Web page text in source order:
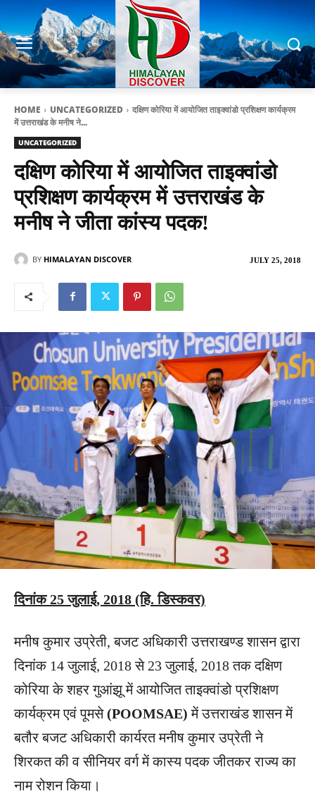
HOME UNCATEGORIZED
दक्षिण कोरिया में आयोजित ताइक्वांडो प्रशिक्षण कार्यक्रम
में उत्तराखंड के मनीष ने...
UNCATEGORIZED
दक्षिण कोरिया में आयोजित ताइक्वांडो
प्रशिक्षण कार्यक्रम में उत्तराखंड के
मनीष ने जीता कांस्य पदक!
JULY 25, 2018
BY HIMALAYAN DISCOVER
दिनांक 25 जुलाई, 2018 (हि. डिस्कवर)
मनीष कुमार उप्रेती, बजट अधिकारी उत्तराखण्ड शासन द्वारा
दिनांक 14 जुलाई, 2018 से 23 जुलाई, 2018 तक दक्षिण
कोरिया के शहर गुआंझू में आयोजित ताइक्वांडो प्रशिक्षण
कार्यक्रम एवं पूमसे (POOMSAE) में उत्तराखंड शासन में
बतौर बजट अधिकारी कार्यरत मनीष कुमार उप्रेती ने
शिरकत की व सीनियर वर्ग में कास्य पदक जीतकर राज्य का
नाम रोशन किया।